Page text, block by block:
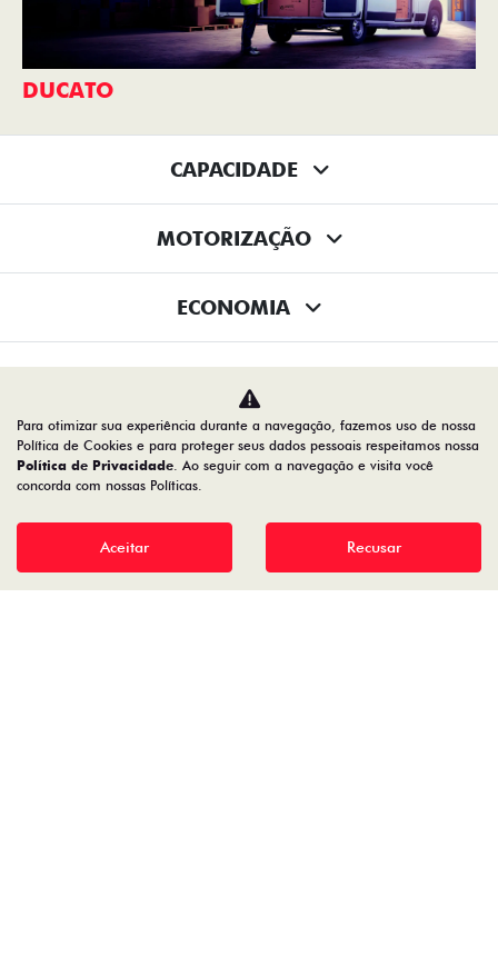
SOLICITAR COTAÇÃO TEST-DRIVE
AGENDE UM TEST DRIVE
COMPARATIVO
08.547.329/0013-12
Desenvolvido pela DEALERSPACE ® Direitos Reservados.
Para otimizar sua experiência durante a navegação, fazemos uso de nossa
Política de Cookies e para proteger seus dados pessoais respeitamos nossa
Política de Privacidade. Ao seguir com a navegação e visita você
concorda com nossas Políticas.
Aceitar Recusar